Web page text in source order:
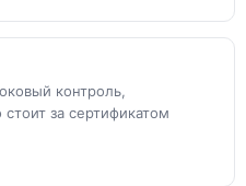
контроль,
за сертификатом